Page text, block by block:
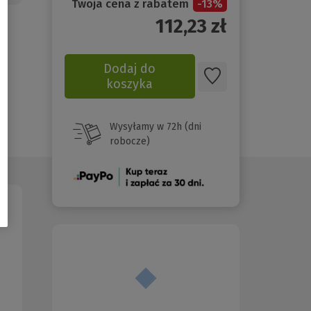
Twoja cena z rabatem -13%
112,23 zł
Dodaj do
koszyka
Wysyłamy w 72h (dni
robocze)
(Nowe